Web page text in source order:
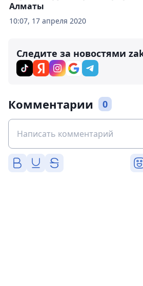
10:07, 17 апреля 2020
Алматы
Следите за новостями
Комментарии 0